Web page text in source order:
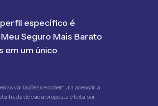
perfil específico é
Seguro Mais Barato
em um único
variações de cobertura acessória
de cada proposta é feita por